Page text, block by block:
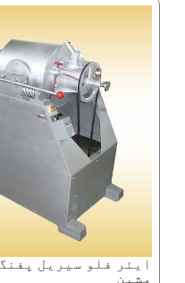
ایئر فلو سیریل
مشین